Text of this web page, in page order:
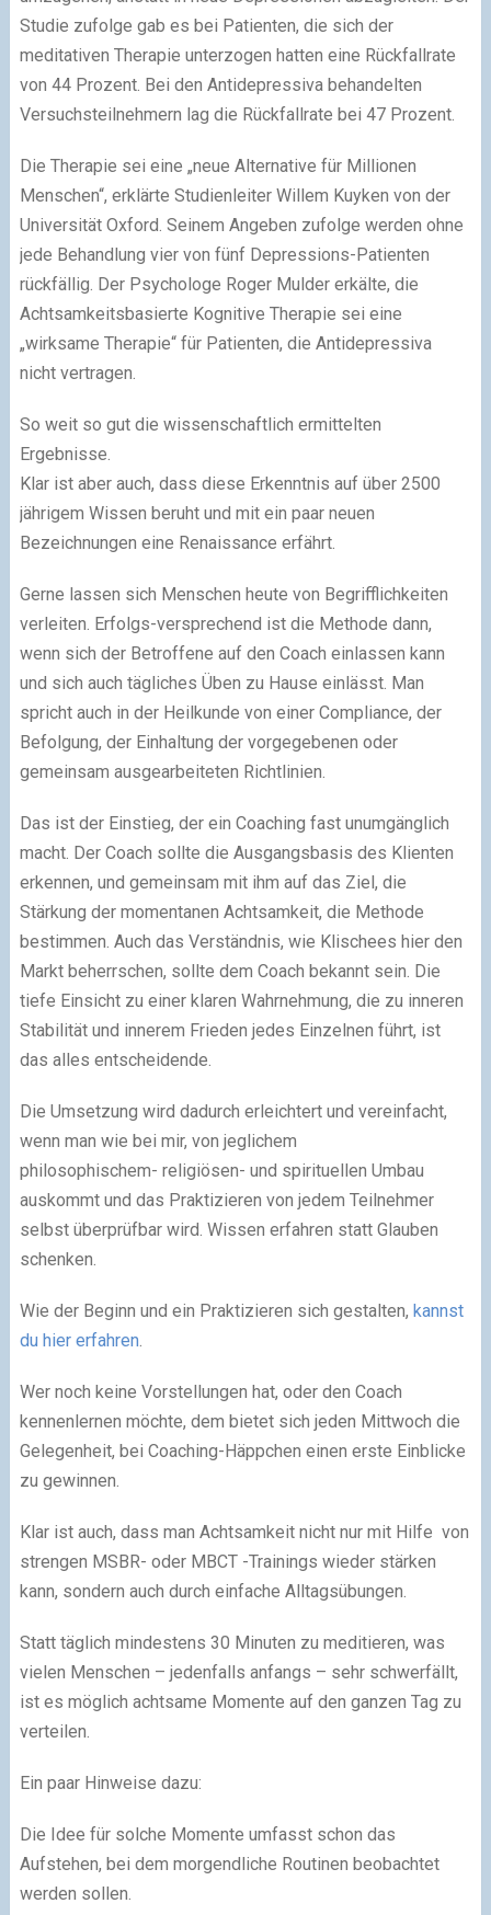
Studie zufolge gab es bei Patienten, die sich der
meditativen Therapie unterzogen hatten eine Rückfallrate
von 44 Prozent. Bei den Antidepressiva behandelten
Versuchsteilnehmern lag die Rückfallrate bei 47 Prozent.
Die Therapie sei eine „neue Alternative für Millionen
Menschen“, erklärte Studienleiter Willem Kuyken von der
Universität Oxford. Seinem Angeben zufolge werden ohne
jede Behandlung vier von fünf Depressions-Patienten
rückfällig. Der Psychologe Roger Mulder erkälte, die
Achtsamkeitsbasierte Kognitive Therapie sei eine
„wirksame Therapie“ für Patienten, die Antidepressiva
nicht vertragen.
So weit so gut die wissenschaftlich ermittelten
Ergebnisse.
Klar ist aber auch, dass diese Erkenntnis auf über 2500
jährigem Wissen beruht und mit ein paar neuen
Bezeichnungen eine Renaissance erfährt.
Gerne lassen sich Menschen heute von Begrifflichkeiten
verleiten. Erfolgs-versprechend ist die Methode dann,
wenn sich der Betroffene auf den Coach einlassen kann
und sich auch tägliches Üben zu Hause einlässt. Man
spricht auch in der Heilkunde von einer Compliance, der
Befolgung, der Einhaltung der vorgegebenen oder
gemeinsam ausgearbeiteten Richtlinien.
Das ist der Einstieg, der ein Coaching fast unumgänglich
macht. Der Coach sollte die Ausgangsbasis des Klienten
erkennen, und gemeinsam mit ihm auf das Ziel, die
Stärkung der momentanen Achtsamkeit, die Methode
bestimmen. Auch das Verständnis, wie Klischees hier den
Markt beherrschen, sollte dem Coach bekannt sein. Die
tiefe Einsicht zu einer klaren Wahrnehmung, die zu inneren
Stabilität und innerem Frieden jedes Einzelnen führt, ist
das alles entscheidende.
Die Umsetzung wird dadurch erleichtert und vereinfacht,
wenn man wie bei mir, von jeglichem
philosophischem- religiösen- und spirituellen Umbau
auskommt und das Praktizieren von jedem Teilnehmer
selbst überprüfbar wird. Wissen erfahren statt Glauben
schenken.
Wie der Beginn und ein Praktizieren sich gestalten, kannst
du hier erfahren.
Wer noch keine Vorstellungen hat, oder den Coach
kennenlernen möchte, dem bietet sich jeden Mittwoch die
Gelegenheit, bei Coaching-Häppchen einen erste Einblicke
zu gewinnen.
Klar ist auch, dass man Achtsamkeit nicht nur mit Hilfe von
strengen MSBR- oder MBCT -Trainings wieder stärken
kann, sondern auch durch einfache Alltagsübungen.
Statt täglich mindestens 30 Minuten zu meditieren, was
vielen Menschen – jedenfalls anfangs – sehr schwerfällt,
ist es möglich achtsame Momente auf den ganzen Tag zu
verteilen.
Ein paar Hinweise dazu:
Die Idee für solche Momente umfasst schon das
Aufstehen, bei dem morgendliche Routinen beobachtet
werden sollen.